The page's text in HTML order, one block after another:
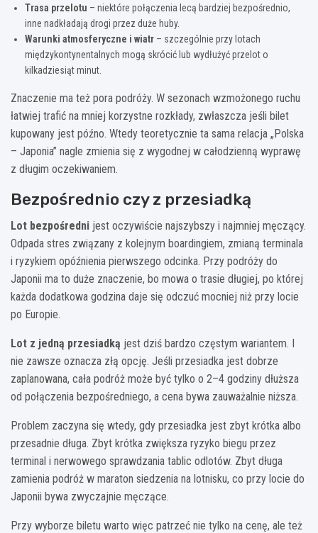
Trasa przelotu – niektóre połączenia lecą bardziej bezpośrednio,
inne nadkładają drogi przez duże huby.
Warunki atmosferyczne i wiatr – szczególnie przy lotach
międzykontynentalnych mogą skrócić lub wydłużyć przelot o
kilkadziesiąt minut.
Znaczenie ma też pora podróży. W sezonach wzmożonego ruchu
łatwiej trafić na mniej korzystne rozkłady, zwłaszcza jeśli bilet
kupowany jest późno. Wtedy teoretycznie ta sama relacja „Polska
– Japonia” nagle zmienia się z wygodnej w całodzienną wyprawę
z długim oczekiwaniem.
Bezpośrednio czy z przesiadką
Lot bezpośredni jest oczywiście najszybszy i najmniej męczący.
Odpada stres związany z kolejnym boardingiem, zmianą terminala
i ryzykiem opóźnienia pierwszego odcinka. Przy podróży do
Japonii ma to duże znaczenie, bo mowa o trasie długiej, po której
każda dodatkowa godzina daje się odczuć mocniej niż przy locie
po Europie.
Lot z jedną przesiadką jest dziś bardzo częstym wariantem. I
nie zawsze oznacza złą opcję. Jeśli przesiadka jest dobrze
zaplanowana, cała podróż może być tylko o 2–4 godziny dłuższa
od połączenia bezpośredniego, a cena bywa zauważalnie niższa.
Problem zaczyna się wtedy, gdy przesiadka jest zbyt krótka albo
przesadnie długa. Zbyt krótka zwiększa ryzyko biegu przez
terminal i nerwowego sprawdzania tablic odlotów. Zbyt długa
zamienia podróż w maraton siedzenia na lotnisku, co przy locie do
Japonii bywa zwyczajnie męczące.
Przy wyborze biletu warto więc patrzeć nie tylko na cenę, ale też